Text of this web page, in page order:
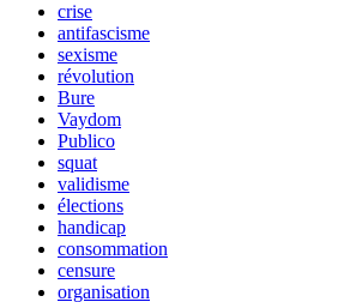
crise
antifascisme
sexisme
révolution
Bure
Vaydom
Publico
squat
validisme
élections
handicap
consommation
censure
organisation